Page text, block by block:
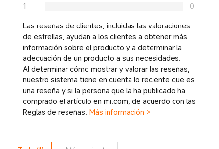
1
0
Las reseñas de clientes, incluidas las valoraciones
de estrellas, ayudan a los clientes a obtener más
información sobre el producto y a determinar la
adecuación de un producto a sus necesidades.
Al determinar cómo mostrar y valorar las reseñas,
nuestro sistema tiene en cuenta lo reciente que es
una reseña y si la persona que la ha publicado ha
comprado el artículo en mi.com, de acuerdo con las
Reglas de reseñas. Más información >